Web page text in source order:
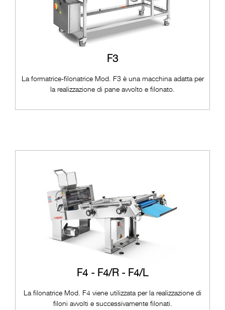
F3
La formatrice-filonatrice Mod. F3 è una macchina adatta per
la realizzazione di pane avvolto e filonato.
F4 - F4/R - F4/L
La filonatrice Mod. F4 viene utilizzata per la realizzazione di
filoni avvolti e successivamente filonati.